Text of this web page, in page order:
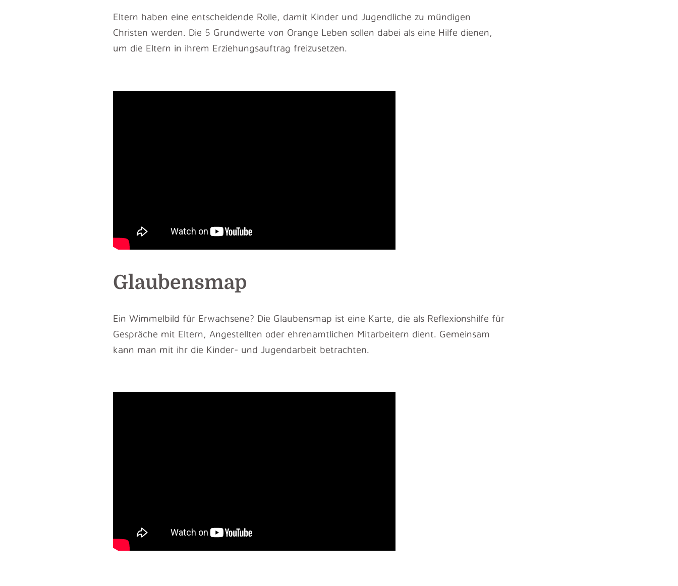
Eltern haben eine entscheidende Rolle, damit Kinder und Jugendliche zu mündigen
Christen werden. Die 5 Grundwerte von Orange Leben sollen dabei als eine Hilfe dienen,
um die Eltern in ihrem Erziehungsauftrag freizusetzen.
Glaubensmap
Ein Wimmelbild für Erwachsene? Die Glaubensmap ist eine Karte, die als Reflexionshilfe für
Gespräche mit Eltern, Angestellten oder ehrenamtlichen Mitarbeitern dient. Gemeinsam
kann man mit ihr die Kinder- und Jugendarbeit betrachten.